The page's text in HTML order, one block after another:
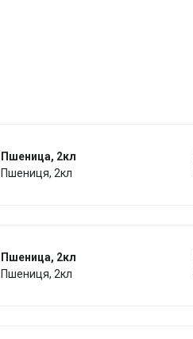
Пшеница, 2кл
Пшениця, 2кл
Пшеница, 2кл
Пшениця, 2кл